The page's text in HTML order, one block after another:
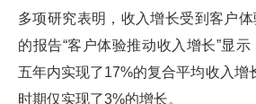
多项研究表明，收入增长受到客户
的报告“客户体验推动收入增长”显
五年内实现了17%的复合平均收入增
时期仅实现了3%的增长。